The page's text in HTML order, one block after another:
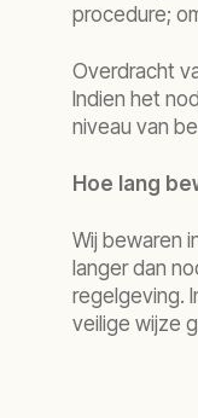
procedure;
Overdracht
Indien het
niveau van
Hoe lang
Wij bewaren
langer dan
regelgeving.
veilige wijze